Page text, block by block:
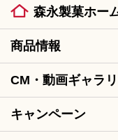
森永製菓ホー
商品情報
CM・動画ギャラ
キャンペーン